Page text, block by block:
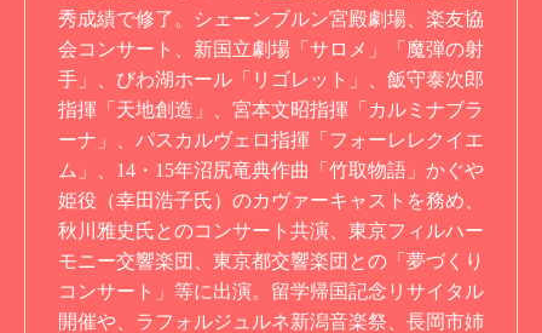
秀成績で修了。シェーンブルン宮殿劇場、楽友協
会コンサート、新国立劇場「サロメ」「魔弾の射
手」、びわ湖ホール「リゴレット」、飯守泰次郎
指揮「天地創造」、宮本文昭指揮「カルミナブラ
ーナ」、パスカルヴェロ指揮「フォーレレクイエ
ム」、14・15年沼尻竜典作曲「竹取物語」かぐや
姫役（幸田浩子氏）のカヴァーキャストを務め、
秋川雅史氏とのコンサート共演、東京フィルハー
モニー交響楽団、東京都交響楽団との「夢づくり
コンサート」等に出演。留学帰国記念リサイタル
開催や、ラフォルジュルネ新潟音楽祭、長岡市姉